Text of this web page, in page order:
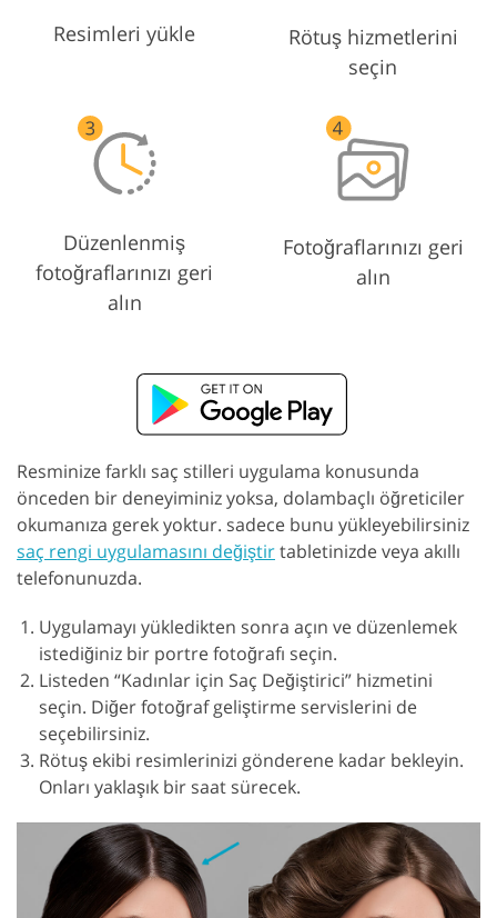
Resimleri yükle
Rötuş hizmetlerini
seçin
Düzenlenmiş
fotoğraflarınızı geri
alın
Fotoğraflarınızı geri
alın
Resminize farklı saç stilleri uygulama konusunda
önceden bir deneyiminiz yoksa, dolambaçlı öğreticiler
okumanıza gerek yoktur. sadece bunu yükleyebilirsiniz
saç rengi uygulamasını değiştirtabletinizde veya akıllı
telefonunuzda.
Uygulamayı yükledikten sonra açın ve düzenlemek
istediğiniz bir portre fotoğrafı seçin.
Listeden “Kadınlar için Saç Değiştirici” hizmetini
seçin. Diğer fotoğraf geliştirme servislerini de
seçebilirsiniz.
Rötuş ekibi resimlerinizi gönderene kadar bekleyin.
Onları yaklaşık bir saat sürecek.